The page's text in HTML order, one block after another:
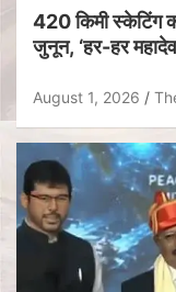
420 किमी स्केटिंग
जुनून, ‘हर-हर
August 1, 2026